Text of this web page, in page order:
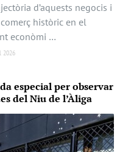
d’aquests negocis i
històric en el
econòmi …
2026
especial per observar
del Niu de l’Àliga